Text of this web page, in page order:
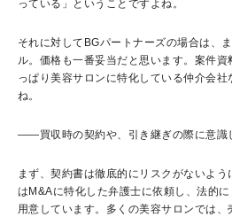
っている」ということですよね。
それに対して BGパートナーズの場合は、
ル。価格も一番妥当だと思います。案件
っぱり美容サロンに特化している仲介会
ね。
――買収時の契約や、引き継ぎの際に意識
まず、契約書は徹底的にリスクがないよ
は M&Aに特化した弁護士に依頼し、法的
用意しています。多くの美容サロンでは、